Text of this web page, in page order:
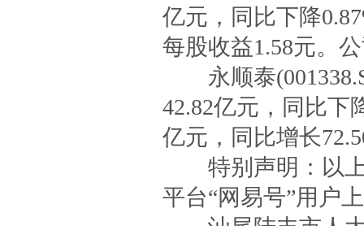
亿元，同比下降
每股收益1.58元。
永顺泰
42.82亿元，同比下
亿元，同比增长
特别声明：以上
平台“网易号”用户